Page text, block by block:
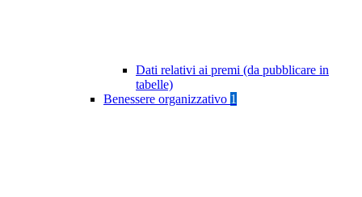
Dati relativi ai premi (da pubblicare in
tabelle)
Benessere organizzativo 1